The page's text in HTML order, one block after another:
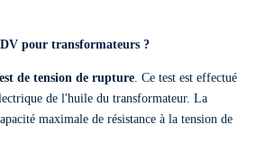
pour transformateurs ?
de tension de rupture. Ce test est effectué
de l'huile du transformateur. La
maximale de résistance à la tension de